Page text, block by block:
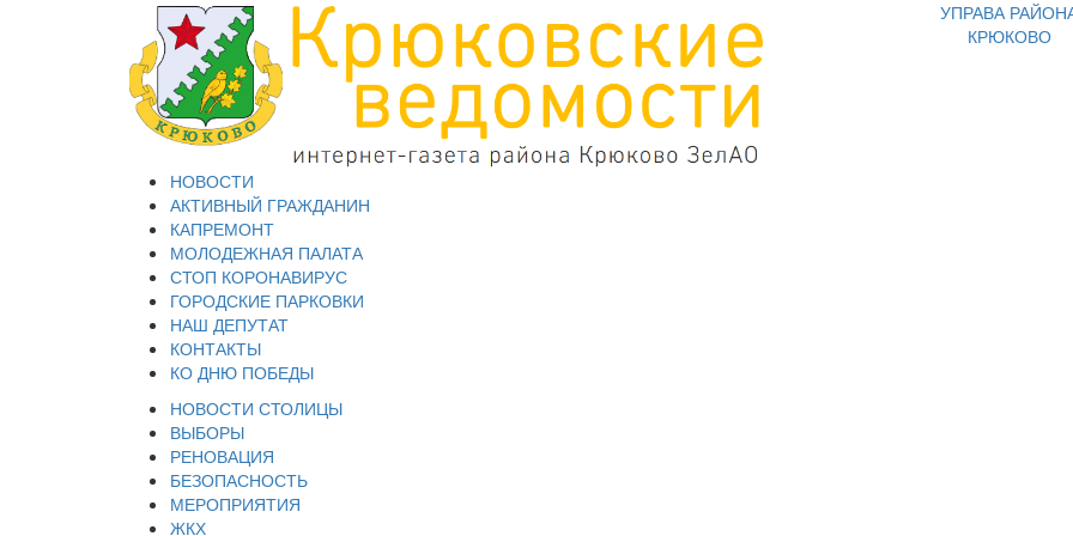
УПРАВА
КРЮКОВО
НОВОСТИ
АКТИВНЫЙ ГРАЖДАНИН
КАПРЕМОНТ
МОЛОДЕЖНАЯ ПАЛАТА
СТОП КОРОНАВИРУС
ГОРОДСКИЕ ПАРКОВКИ
НАШ ДЕПУТАТ
КОНТАКТЫ
КО ДНЮ ПОБЕДЫ
НОВОСТИ СТОЛИЦЫ
ВЫБОРЫ
РЕНОВАЦИЯ
БЕЗОПАСНОСТЬ
МЕРОПРИЯТИЯ
ЖКХ